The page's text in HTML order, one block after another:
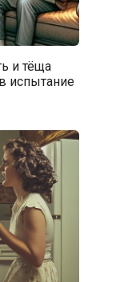
и тёща
испытание